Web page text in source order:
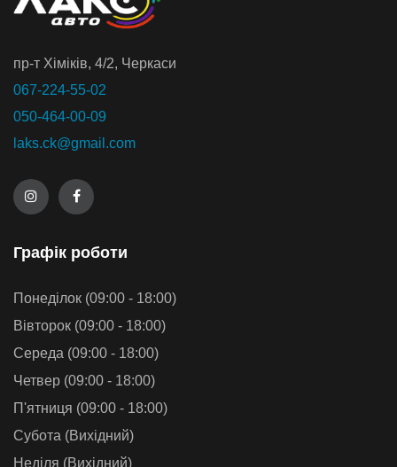
пр-т Хiмiкiв, 4/2, Черкаси
067-224-55-02
050-464-00-09
laks.ck@gmail.com
Графiк роботи
Понеділок (09:00 - 18:00)
Вівторок (09:00 - 18:00)
Середа (09:00 - 18:00)
Четвер (09:00 - 18:00)
П'ятниця (09:00 - 18:00)
Субота (Вихідний)
Неділя (Вихідний)